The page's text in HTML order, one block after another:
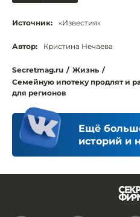
Источник: «Известия»
Автор: Кристина Нечаева
Secretmag.ru / Жизнь /
Семейную ипотеку продлят и
для регионов
Ещё
историй и